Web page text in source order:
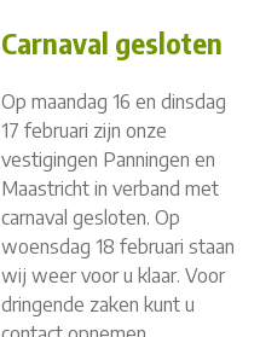
Carnaval gesloten
Op maandag 16 en dinsdag
17 februari zijn onze
vestigingen Panningen en
Maastricht in verband met
carnaval gesloten. Op
woensdag 18 februari staan
wij weer voor u klaar. Voor
dringende zaken kunt u